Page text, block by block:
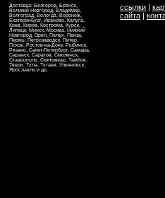
Доставка: Белгород, Брянск,
Великий Новгород, Владимир,
Волгоград, Вологда, Воронеж,
Екатеринбург, Иваново, Калуга,
Киев, Киров, Кострома, Курск,
Липецк, Минск, Москва, Нижний
Новгород, Орел, Палех, Пенза,
Пермь, Петрозаводск, Питер,
Псков, Ростов-на-Дону, Рыбинск,
Рязань, Санкт-Петербург, Самара,
Саранск, Саратов, Смоленск,
Ставрополь, Сыктывкар, Тамбов,
Тверь, Тула, Тутаев, Ульяновск,
Ярославль и др.
ссылки |
сайта |